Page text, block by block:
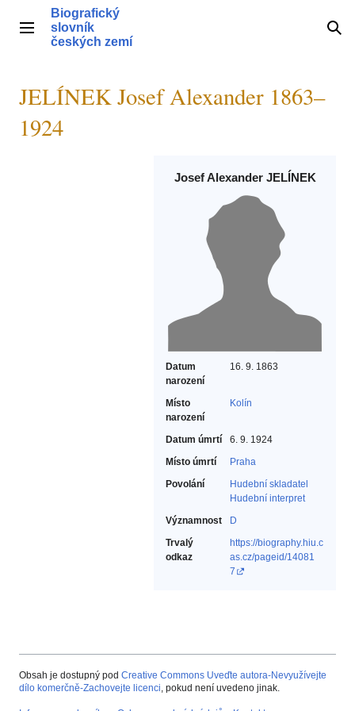
obsahHlavní menu
Biografický
slovník
českých zemí
JELÍNEK Josef Alexander 1863–
1924
Josef Alexander JELÍNEK
Datum
narození
16. 9. 1863
Místo
narození
Kolín
Datum úmrtí
6. 9. 1924
Místo úmrtí
Praha
Povolání
Hudební skladatel‎
Hudební interpret‎
Významnost
D
Trvalý
odkaz
https://biography.hiu.c
as.cz/pageid/14081
7
Obsah je dostupný pod Creative Commons Uveďte autora-Nevyužívejte
dílo komerčně-Zachovejte licenci, pokud není uvedeno jinak.